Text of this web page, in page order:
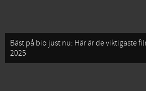
Bäst på bio just nu: Här är de viktigaste
2025